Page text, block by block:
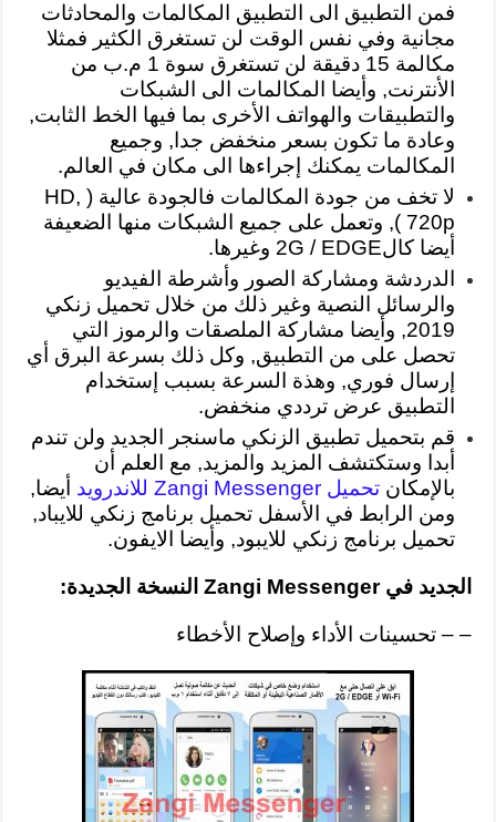
فمن التطبيق الى التطبيق المكالمات والمحادثات
مجانية وفي نفس الوقت لن تستغرق الكثير فمثلا
مكالمة 15 دقيقة لن تستغرق سوة 1 م.ب من
الأنترنت, وأيضا المكالمات الى الشبكات
والتطبيقات والهواتف الأخرى بما فيها الخط الثابت,
وعادة ما تكون بسعر منخفض جدا, وجميع
المكالمات يمكنك إجراءها الى مكان في العالم.
لا تخف من جودة المكالمات فالجودة عالية ( HD,
720p ), وتعمل على جميع الشبكات منها الضعيفة
أيضا كال2G / EDGE وغيرها.
الدردشة ومشاركة الصور وأشرطة الفيديو
والرسائل النصية وغير ذلك من خلال تحميل زنكي
2019, وأيضا مشاركة الملصقات والرموز التي
تحصل على من التطبيق, وكل ذلك بسرعة البرق أي
إرسال فوري, وهذة السرعة بسبب إستخدام
التطبيق عرض ترددي منخفض.
قم بتحميل تطبيق الزنكي ماسنجر الجديد ولن تندم
أبدا وستكتشف المزيد والمزيد, مع العلم أن
بالإمكانتحميل Zangi Messenger للاندرويد
أيضا,
ومن الرابط في الأسفل تحميل برنامج زنكي للايباد,
تحميل برنامج زنكي للايبود, وأيضا الايفون.
الجديد في Zangi Messenger النسخة الجديدة:
–– تحسينات الأداء وإصلاح الأخطاء